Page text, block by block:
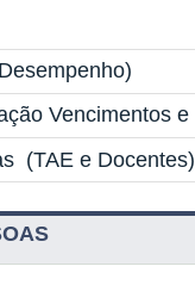
Vencimentos
(TAE e Docentes)